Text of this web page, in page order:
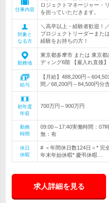
仕事内容
ロジェクトマネージャー・
を担っていただきます。
対象と
なる方
＼高卒以上・経験者歓迎
プロジェクトリーダーまた
経験をお持ちの方！
勤務地
東京都多摩市 または 東京
ディング6階 【雇入れ直後
給与
【月給】488,200円～
間／68,200円～84,500円分
初年度
年収
700万円～900万円
勤務
時間
09:00～17:40実働時間：07
無：有
休日
休暇
# ＜年間休日数124日＞* 完
年末年始休暇* 慶弔休暇…
求人詳細を見る